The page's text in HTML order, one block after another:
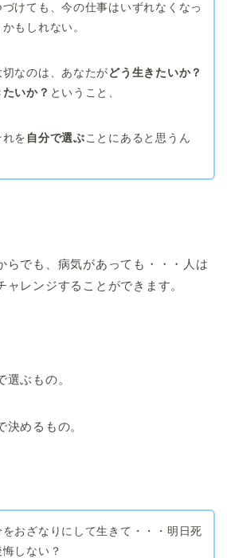
けても、今の仕事はいずれなくなっ
もしれない。
切なのは、あなたがどう生きたいか？
いか？ ということ、
を 自分で選ぶことにあると思うん
らでも、病気があっても・・・人は
レンジすることができます。
選ぶもの。
決めるもの。
をおざなりにして生きて・・・明日死
しない？